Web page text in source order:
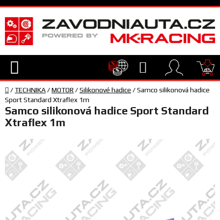
Přejít
na
obsah
Hledat
TECHNIKA
VYBAVENÍ
JEZDEC
TÝM
SERVIS
Domů
/TECHNIKA/MOTOR /Silikonové hadice /Samco silikonová hadice
Sport Standard Xtraflex 1m
Samco silikonová hadice Sport Standard
Xtraflex 1m